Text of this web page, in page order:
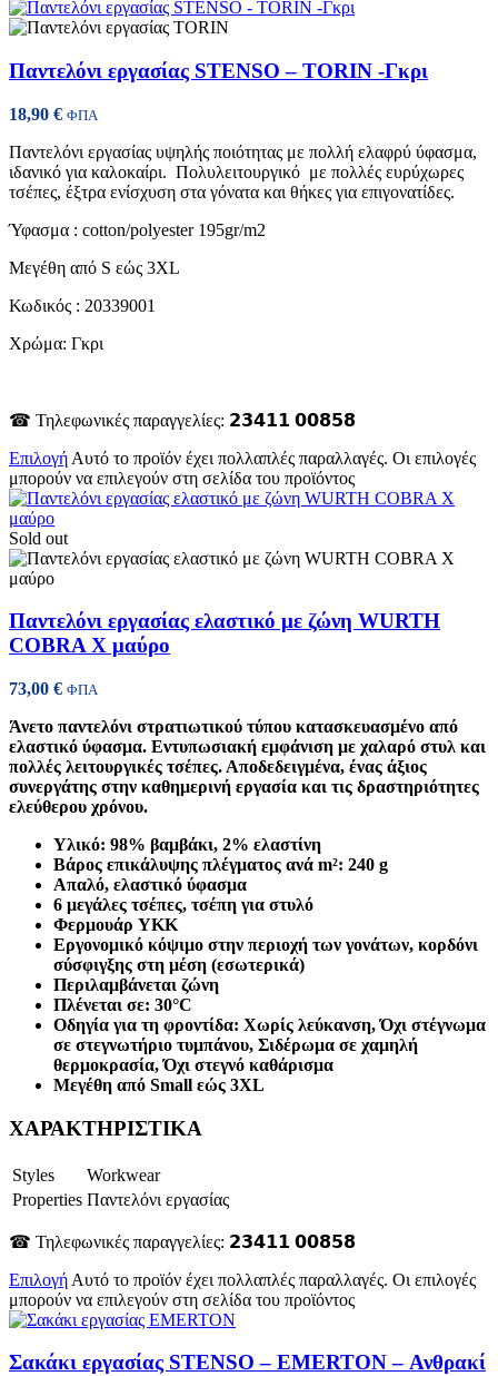
Παντελόνι εργασίας STENSO – TORIN -Γκρι
18,90 € ΦΠΑ
Παντελόνι εργασίας υψηλής ποιότητας με πολλή ελαφρύ ύφασμα,
ιδανικό για καλοκαίρι. Πολυλειτουργικό με πολλές ευρύχωρες
τσέπες, έξτρα ενίσχυση στα γόνατα και θήκες για επιγονατίδες.
Ύφασμα : cotton/polyester 195gr/m2
Μεγέθη από S εώς 3XL
Κωδικός : 20339001
Χρώμα: Γκρι
☎ Τηλεφωνικές παραγγελίες: 𝟮𝟯𝟰𝟭𝟭 𝟬𝟬𝟴𝟱𝟴
Επιλογή Αυτό το προϊόν έχει πολλαπλές παραλλαγές. Οι επιλογές
μπορούν να επιλεγούν στη σελίδα του προϊόντος
Sold out
Παντελόνι εργασίας ελαστικό με ζώνη WURTH
COBRA X μαύρο
73,00 € ΦΠΑ
Άνετο παντελόνι στρατιωτικού τύπου κατασκευασμένο από
ελαστικό ύφασμα. Εντυπωσιακή εμφάνιση με χαλαρό στυλ και
πολλές λειτουργικές τσέπες. Αποδεδειγμένα, ένας άξιος
συνεργάτης στην καθημερινή εργασία και τις δραστηριότητες
ελεύθερου χρόνου.
Υλικό: 98% βαμβάκι, 2% ελαστίνη
Βάρος επικάλυψης πλέγματος ανά m²: 240 g
Απαλό, ελαστικό ύφασμα
6 μεγάλες τσέπες, τσέπη για στυλό
Φερμουάρ YKK
Εργονομικό κόψιμο στην περιοχή των γονάτων, κορδόνι
σύσφιγξης στη μέση (εσωτερικά)
Περιλαμβάνεται ζώνη
Πλένεται σε: 30°C
Οδηγία για τη φροντίδα: Χωρίς λεύκανση, Όχι στέγνωμα
σε στεγνωτήριο τυμπάνου, Σιδέρωμα σε χαμηλή
θερμοκρασία, Όχι στεγνό καθάρισμα
Μεγέθη από Small εώς 3XL
ΧΑΡΑΚΤΗΡΙΣΤΙΚΑ
Styles
Workwear
Properties Παντελόνι εργασίας
☎ Τηλεφωνικές παραγγελίες: 𝟮𝟯𝟰𝟭𝟭 𝟬𝟬𝟴𝟱𝟴
Επιλογή Αυτό το προϊόν έχει πολλαπλές παραλλαγές. Οι επιλογές
μπορούν να επιλεγούν στη σελίδα του προϊόντος
Σακάκι εργασίας STENSO – EMERTON – Ανθρακί